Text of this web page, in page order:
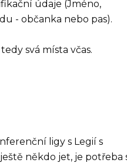
údaje (Jméno,
- občanka nebo pas).
svá místa včas.
ligy s Legií s
někdo jet, je potřeba